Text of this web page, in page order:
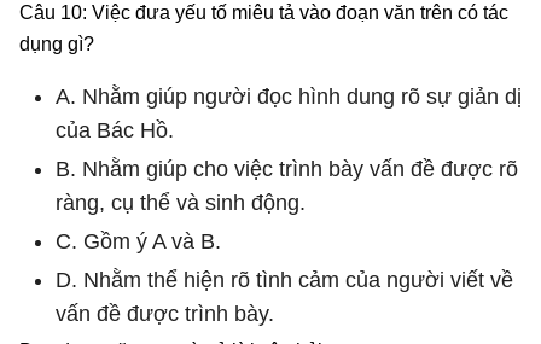
Câu 10: Việc đưa yếu tố miêu tả vào đoạn văn trên có tác
dụng gì?
A. Nhằm giúp người đọc hình dung rõ sự giản dị
của Bác Hồ.
B. Nhằm giúp cho việc trình bày vấn đề được rõ
ràng, cụ thể và sinh động.
C. Gồm ý A và B.
D. Nhằm thể hiện rõ tình cảm của người viết về
vấn đề được trình bày.